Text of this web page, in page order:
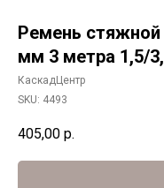
Ремень стяжной
мм 3 метра 1,5/
КаскадЦентр
SKU: 4493
405,00 р.